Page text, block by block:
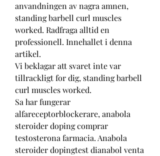
anvandningen av nagra amnen,
standing barbell curl muscles
worked. Radfraga alltid en
professionell. Innehallet i denna
artikel.
Vi beklagar att svaret inte var
tillrackligt for dig, standing barbell
curl muscles worked.
Sa har fungerar
alfareceptorblockerare, anabola
steroider doping comprar
testosterona farmacia. Anabola
steroider dopingtest dianabol venta